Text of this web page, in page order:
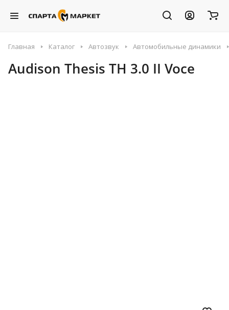
Главная Каталог Автозвук Автомобильные динамики
Audison Thesis TH 3.0 II Voce